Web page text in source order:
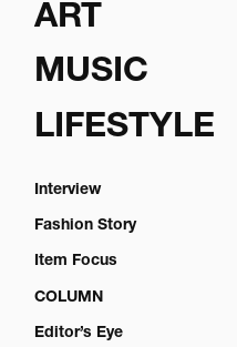
ART
MUSIC
LIFESTYLE
Interview
Fashion Story
Item Focus
COLUMN
Editor’s Eye